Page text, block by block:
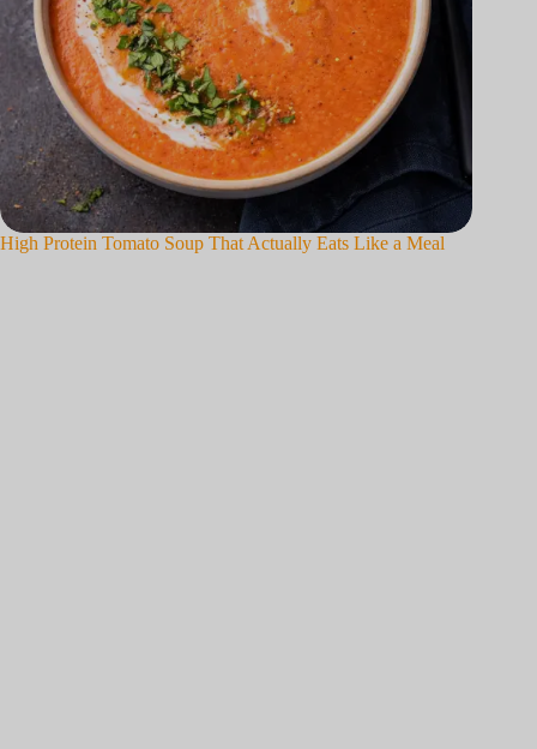
High Protein Tomato Soup That Actually Eats Like a Meal